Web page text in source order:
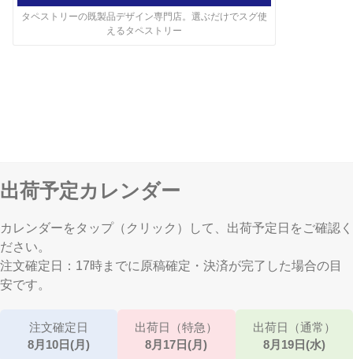
タペストリーの既製品デザイン専門店。選ぶだけでスグ使
えるタペストリー
出荷予定カレンダー
カレンダーをタップ（クリック）して、出荷予定日をご確認く
ださい。
注文確定日：17時までに原稿確定・決済が完了した場合の目
安です。
注文確定日
8月10日(月)
出荷日（特急）
8月17日(月)
出荷日（通常）
8月19日(水)